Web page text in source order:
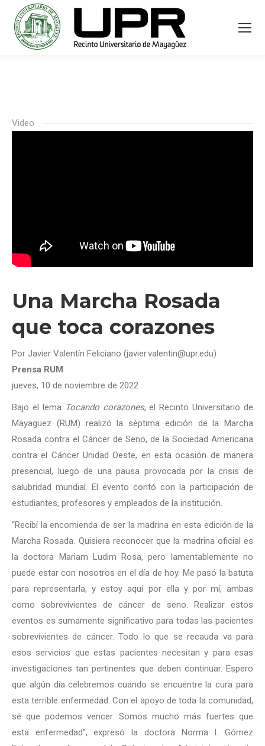
Video
Una Marcha Rosada
que toca corazones
Por Javier Valentín Feliciano (javier.valentin@upr.edu)
Prensa RUM
jueves, 10 de noviembre de 2022
Bajo el lema Tocando corazones, el Recinto Universitario de
Mayagüez (RUM) realizó la séptima edición de la Marcha
Rosada contra el Cáncer de Seno, de la Sociedad Americana
contra el Cáncer Unidad Oeste, en esta ocasión de manera
presencial, luego de una pausa provocada por la crisis de
salubridad mundial. El evento contó con la participación de
estudiantes, profesores y empleados de la institución.
“Recibí la encomienda de ser la madrina en esta edición de la
Marcha Rosada. Quisiera reconocer que la madrina oficial es
la doctora Mariam Ludim Rosa, pero lamentablemente no
puede estar con nosotros en el día de hoy. Me pasó la batuta
para representarla, y estoy aquí por ella y por mí, ambas
como sobrevivientes de cáncer de seno. Realizar estos
eventos es sumamente significativo para todas las pacientes
sobrevivientes de cáncer. Todo lo que se recauda va para
esos servicios que estas pacientes necesitan y para esas
investigaciones tan pertinentes que deben continuar. Espero
que algún día celebremos cuando se encuentre la cura para
esta terrible enfermedad. Con el apoyo de toda la comunidad,
sé que podemos vencer. Somos mucho más fuertes que
esta enfermedad”, expresó la doctora Norma I. Gómez